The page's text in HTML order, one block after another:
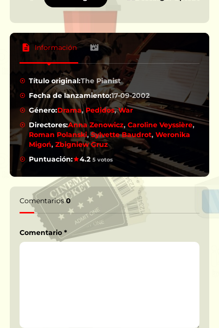
Información
Título original:The Pianist
Fecha de lanzamiento:17-09-2002
Género:Drama,Pedidos,War
Directores:Anna Zenowicz,Caroline Veyssière,
Roman Polanski,Sylvette Baudrot,Weronika
Migoń,Zbigniew Gruz
Puntuación:
4.2 5 votos
Comentarios0
Comentario *